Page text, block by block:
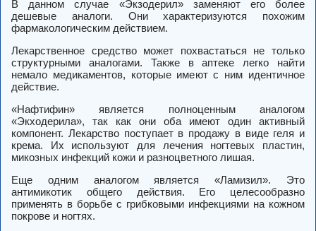
В данном случае «Экзодерил» заменяют его более
дешевые аналоги. Они характеризуются похожим
фармакологическим действием.
Лекарственное средство может похвастаться не только
структурными аналогами. Также в аптеке легко найти
немало медикаментов, которые имеют с ним идентичное
действие.
«Нафтифин» является полноценным аналогом
«Экходерила», так как они оба имеют один активный
компонент. Лекарство поступает в продажу в виде геля и
крема. Их используют для лечения ногтевых пластин,
микозных инфекций кожи и разноцветного лишая.
Еще одним аналогом является «Ламизил». Это
антимикотик общего действия. Его целесообразно
применять в борьбе с грибковыми инфекциями на кожном
покрове и ногтях.